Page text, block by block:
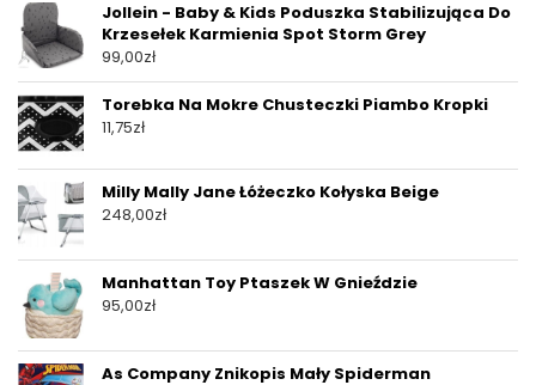
Jollein - Baby & Kids Poduszka Stabilizująca Do
Krzesełek Karmienia Spot Storm Grey
99,00zł
Torebka Na Mokre Chusteczki Piambo Kropki
11,75zł
Milly Mally Jane Łóżeczko Kołyska Beige
248,00zł
Manhattan Toy Ptaszek W Gnieździe
95,00zł
As Company Znikopis Mały Spiderman